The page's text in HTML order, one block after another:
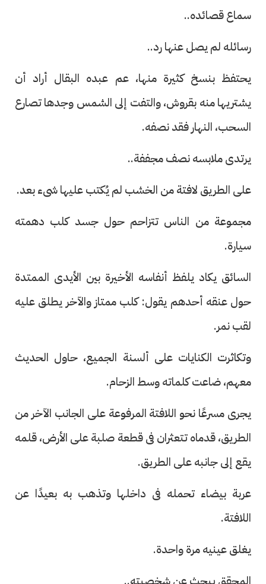
سماع قصائده..
رسائله لم يصل عنها رد..
يحتفظ بنسخ كثيرة منها، عم عبده البقال أراد أن
يشتريها منه بقروش، والتفت إلى الشمس وجدها تصارع
السحب، النهار فقد نصفه.
يرتدى ملابسه نصف مجففة..
على الطريق لافتة من الخشب لم يُكتب عليها شىء بعد.
مجموعة من الناس تتزاحم حول جسد كلب دهمته
سيارة.
السائق يكاد يلفظ أنفاسه الأخيرة بين الأيدى الممتدة
حول عنقه أحدهم يقول: كلب ممتاز والآخر يطلق عليه
لقب نمر.
وتكاثرت الكنايات على ألسنة الجميع، حاول الحديث
معهم، ضاعت كلماته وسط الزحام.
يجرى مسرعًا نحو اللافتة المرفوعة على الجانب الآخر من
الطريق، قدماه تتعثران فى قطعة صلبة على الأرض، قلمه
يقع إلى جانبه على الطريق.
عربة بيضاء تحمله فى داخلها وتذهب به بعيدًا عن
اللافتة.
يغلق عينيه مرة واحدة.